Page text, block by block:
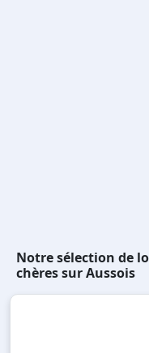
Notre sélection de
chères sur Aussois